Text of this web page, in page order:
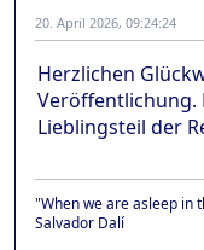
20. April 2026, 09:24:24
Herzlichen
Veröffentlichung.
Lieblingsteil der
"When we are asleep in
Salvador Dalí